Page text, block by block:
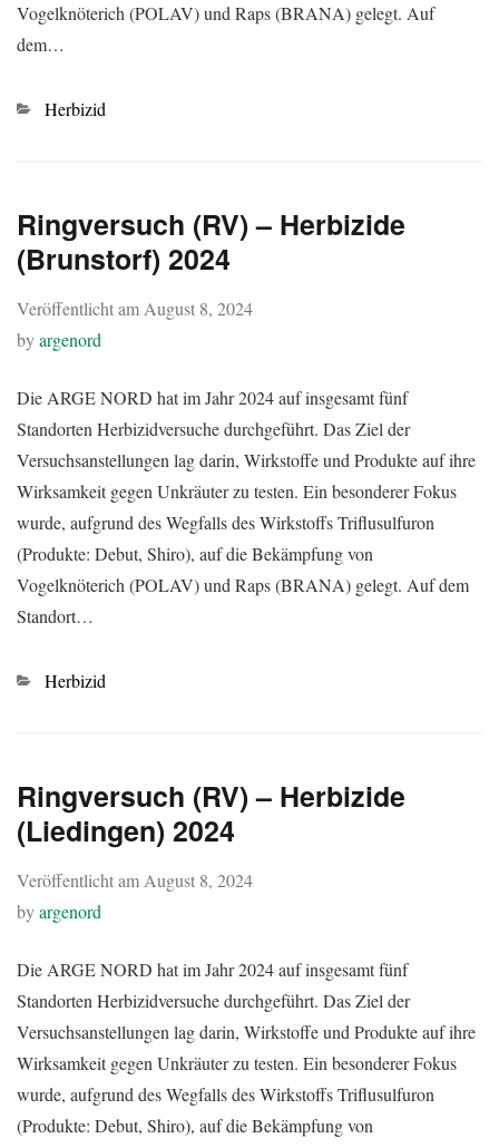
Vogelknöterich (POLAV) und Raps (BRANA) gelegt. Auf
dem…
Kategorien
Herbizid
Ringversuch (RV) – Herbizide
(Brunstorf) 2024
Veröffentlicht am August 8, 2024
byargenord
Die ARGE NORD hat im Jahr 2024 auf insgesamt fünf
Standorten Herbizidversuche durchgeführt. Das Ziel der
Versuchsanstellungen lag darin, Wirkstoffe und Produkte auf ihre
Wirksamkeit gegen Unkräuter zu testen. Ein besonderer Fokus
wurde, aufgrund des Wegfalls des Wirkstoffs Triflusulfuron
(Produkte: Debut, Shiro), auf die Bekämpfung von
Vogelknöterich (POLAV) und Raps (BRANA) gelegt. Auf dem
Standort…
Kategorien
Herbizid
Ringversuch (RV) – Herbizide
(Liedingen) 2024
Veröffentlicht am August 8, 2024
byargenord
Die ARGE NORD hat im Jahr 2024 auf insgesamt fünf
Standorten Herbizidversuche durchgeführt. Das Ziel der
Versuchsanstellungen lag darin, Wirkstoffe und Produkte auf ihre
Wirksamkeit gegen Unkräuter zu testen. Ein besonderer Fokus
wurde, aufgrund des Wegfalls des Wirkstoffs Triflusulfuron
(Produkte: Debut, Shiro), auf die Bekämpfung von